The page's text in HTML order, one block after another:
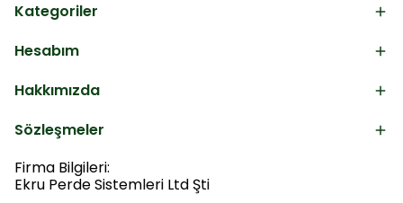
Kategoriler
Hesabım
Hakkımızda
Sözleşmeler
Firma Bilgileri:
Ekru Perde Sistemleri Ltd Şti